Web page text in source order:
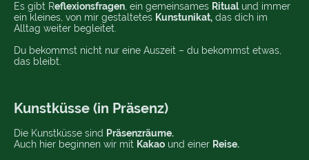
Es gibt Reflexionsfragen , ein gemeinsames Ritualund immer
ein kleines, von mir gestaltetes Kunstunikat, das dich im
Alltag weiter begleitet.
Du bekommst nicht nur eine Auszeit – du bekommst etwas,
das bleibt.
Kunstküsse (in Präsenz)
Die Kunstküsse sind Präsenzräume.
Auch hier beginnen wir mit Kakao und einer Reise.